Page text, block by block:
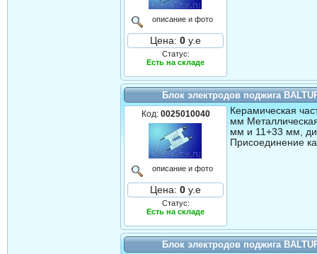
описание и фото
Цена: 0 у.е
Статус:
Есть на складе
Блок электродов поджига
Код: 0025010040
описание и фото
Цена: 0 у.е
Статус:
Есть на складе
Керамическая
мм
мм и 11+33 мм,
Присоединение
Блок электродов поджига